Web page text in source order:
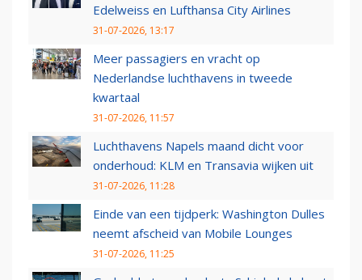
Edelweiss en Lufthansa City Airlines
31-07-2026, 13:17
Meer passagiers en vracht op
Nederlandse luchthavens in tweede
kwartaal
31-07-2026, 11:57
Luchthavens Napels maand dicht voor
onderhoud: KLM en Transavia wijken uit
31-07-2026, 11:28
Einde van een tijdperk: Washington Dulles
neemt afscheid van Mobile Lounges
31-07-2026, 11:25